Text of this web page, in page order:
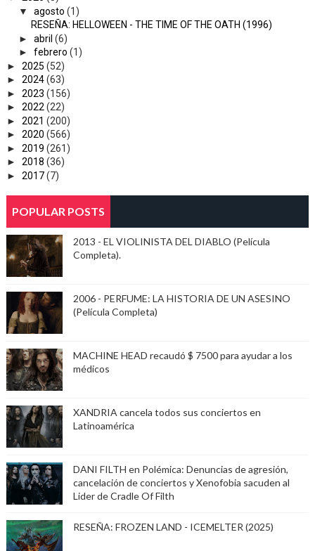
▼
agosto (1)
RESEÑA: HELLOWEEN - THE TIME OF THE OATH (1996)
► abril (6)
► febrero (1)
► 2025 (52)
► 2024(63)
► 2023 (156)
► 2022 (22)
► 2021 (200)
► 2020 (566)
► 2019 (261)
► 2018 (36)
► 2017(7)
POPULAR POSTS
2013 - EL VIOLINISTA DEL DIABLO (Película
Completa).
2006 - PERFUME: LA HISTORIA DE UN ASESINO
(Película Completa)
MACHINE HEAD recaudó $ 7500 para ayudar a los
médicos
XANDRIA cancela todos sus conciertos en
Latinoamérica
DANI FILTH en Polémica: Denuncias de agresión,
cancelación de conciertos y Xenofobia sacuden al
Lider de Cradle Of Filth
RESEÑA: FROZEN LAND - ICEMELTER (2025)